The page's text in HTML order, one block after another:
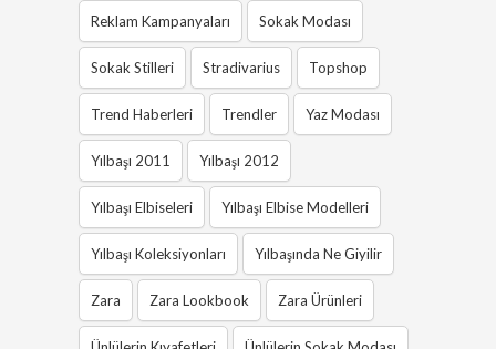
Reklam Kampanyaları Sokak Modası
Sokak Stilleri Stradivarius Topshop
Trend Haberleri Trendler Yaz Modası
Yılbaşı 2011 Yılbaşı 2012
Yılbaşı Elbiseleri Yılbaşı Elbise Modelleri
Yılbaşı Koleksiyonları Yılbaşında Ne Giyilir
Zara Zara Lookbook Zara Ürünleri